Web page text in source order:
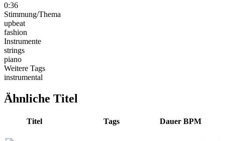
0:36
Stimmung/Thema
upbeat
fashion
Instrumente
strings
piano
Weitere Tags
instrumental
Ähnliche Titel
Titel Tags Dauer BPM